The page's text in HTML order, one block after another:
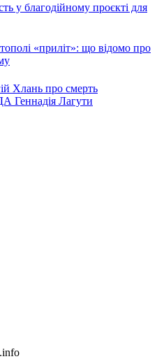
у благодійному проєкті для
«приліт»: що відомо про
Хлань про смерть
Геннадія Лагути